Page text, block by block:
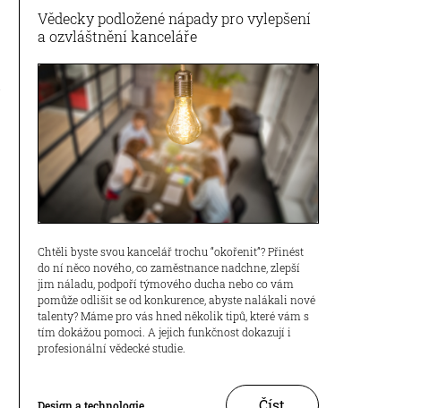
Vědecky podložené nápady pro vylepšení
a ozvláštnění kanceláře
Chtěli byste svou kancelář trochu “okořenit”? Přinést
do ní něco nového, co zaměstnance nadchne, zlepší
jim náladu, podpoří týmového ducha nebo co vám
pomůže odlišit se od konkurence, abyste nalákali nové
talenty? Máme pro vás hned několik tipů, které vám s
tím dokážou pomoci. A jejich funkčnost dokazují i
profesionální vědecké studie.
Design a technologie